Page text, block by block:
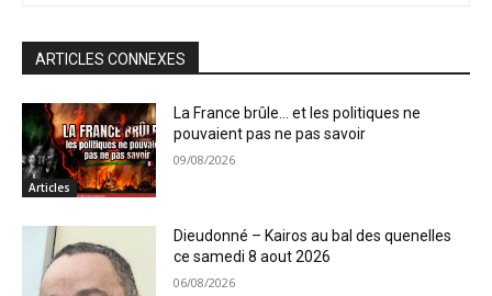
ARTICLES CONNEXES
Articles
La France brûle… et les politiques ne
pouvaient pas ne pas savoir
09/08/2026
Dieudonné – Kairos au bal des quenelles
ce samedi 8 aout 2026
06/08/2026